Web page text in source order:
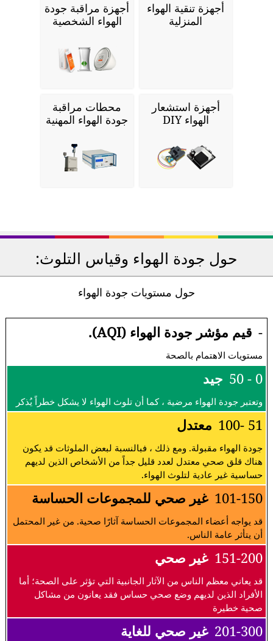
أجهزة تنقية الهواء
المنزلية
أجهزة مراقبة جودة
الهواء الشخصية
أجهزة استشعار
الهواء DIY
محطات مراقبة
جودة الهواء المهنية
حول جودة الهواء وقياس التلوث:
حول مستويات جودة الهواء
- قيم مؤشر جودة الهواء (AQI).
مستويات الاهتمام بالصحة
0 - 50 جيد
وتعتبر جودة الهواء مرضية ، كما أن تلوث الهواء لا يشكل خطراً يُذكر
51 -100 معتدل
جودة الهواء مقبولة. ومع ذلك ، فبالنسبة لبعض الملوثات قد يكون
هناك قلق صحي معتدل لعدد قليل جداً من الأشخاص الذين لديهم
حساسية غير عادية لتلوث الهواء.
101-150 غير صحي للمجموعات الحساسة
قد يواجه أعضاء المجموعات الحساسة آثارًا صحية. من غير المحتمل
أن يتأثر عامة الناس.
151-200 غير صحي
قد يعاني معظم الناس من الآثار الجانبية التي تؤثر على الصحة؛ أما
الأفراد الذين لديهم وضع صحي حساس فقد يعانون من مشاكل
صحية خطيرة
201-300 غير صحي للغاية